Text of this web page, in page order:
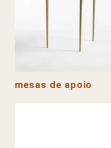
mesas de apoio